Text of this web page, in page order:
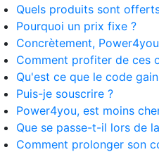
Quels produits sont
Pourquoi un prix fixe ?
Concrètement,
Comment profiter de ces
Qu'est ce que le code
Puis-je souscrire ?
Power4you, est moins
Que se passe-t-il lors de
Comment prolonger son